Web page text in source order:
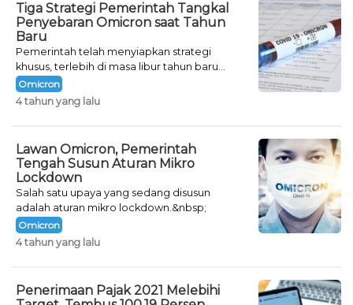
Tiga Strategi Pemerintah Tangkal
Penyebaran Omicron saat Tahun
Baru
Pemerintah telah menyiapkan strategi
khusus, terlebih di masa libur tahun baru
seperti saat ini.
Omicron
4 tahun yang lalu
Lawan Omicron, Pemerintah
Tengah Susun Aturan Mikro
Lockdown
Salah satu upaya yang sedang disusun
adalah aturan mikro lockdown.&nbsp;
Omicron
4 tahun yang lalu
Penerimaan Pajak 2021 Melebihi